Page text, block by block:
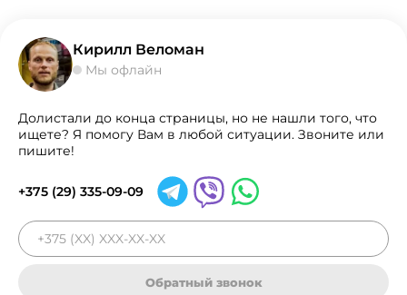
Кирилл Веломан
Мы офлайн
Долистали до конца страницы, но не нашли того, что
ищете? Я помогу Вам в любой ситуации. Звоните или
пишите!
+375 (29) 335-09-09
Обратный звонок